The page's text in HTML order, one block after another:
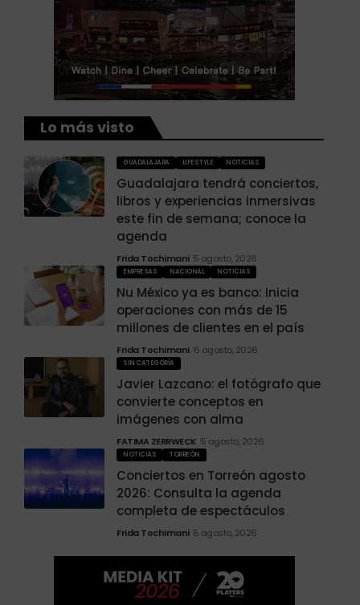
Lo más visto
GUADALAJARA LIFESTYLE NOTICIAS
Guadalajara tendrá conciertos,
libros y experiencias inmersivas
este fin de semana; conoce la
agenda
Frida Tochimani 5 agosto, 2026
EMPRESAS NACIONAL NOTICIAS
Nu México ya es banco: Inicia
operaciones con más de 15
millones de clientes en el país
Frida Tochimani 6 agosto, 2026
SIN CATEGORÍA
Javier Lazcano: el fotógrafo que
convierte conceptos en
imágenes con alma
FATIMA ZERRWECK 5 agosto, 2026
NOTICIAS TORREÓN
Conciertos en Torreón agosto
2026: Consulta la agenda
completa de espectáculos
Frida Tochimani 5 agosto, 2026